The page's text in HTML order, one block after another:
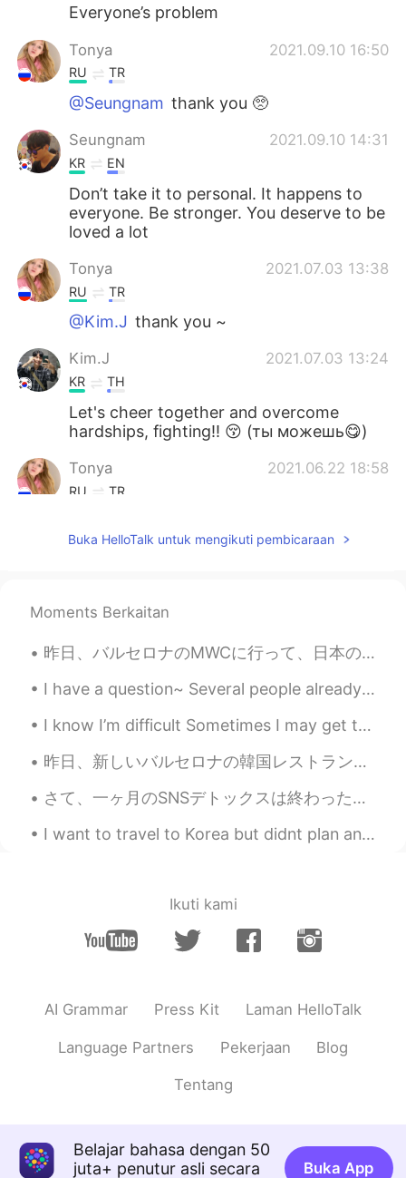
Everyone’s problem
Tonya 2021.09.10 16:50
RU TR
@Seungnam thank you 🥺
Seungnam 2021.09.10 14:31
KR EN
Don’t take it to personal. It happens to
everyone. Be stronger. You deserve to be
loved a lot
Tonya 2021.07.03 13:38
RU TR
@Kim.J thank you ~
Kim.J 2021.07.03 13:24
KR TH
Let's cheer together and overcome
hardships, fighting!! 😚 (ты можешь😋)
Tonya 2021.06.22 18:58
RU TR
you asking such personal things
So wanna more? Or he isn’t so good
Tonya 2021.06.06 18:49
thank you 🙏
KR EN
😓😓
Buka HelloTalk untuk mengikuti pembicaraan
Moments Berkaitan
昨日、バルセロナのMWCに行って、日本のチームと一緒に働いて、書類の翻訳した。🇯🇵🇯🇵 たくさんの仕事がありましたけど、すごく楽しかった！MWCは新技術に関する世界最大のイベントの1つです。 新...
I have a question~ Several people already told me that I should try to learn Korean It's easier ...
I know I’m difficult Sometimes I may get too emotional and too acrid So I understand if you don’t...
昨日、新しいバルセロナの韓国レストランでたべた。🥘🥘 このレストランは6日前に営業を開始しましたので、まだ人気ではなくて、静かな場所だった。スタフとチェフは韓国人だった、それで本物雰囲気がありま...
さて、一ヶ月のSNSデトックスは終わった。 ここで途中で気付いたことを書いておく。 1. 暇が増えて、時間をもっと生産的に過ごすようになった 2. 精神的に落ち着いた。些細なことでイライラしな...
I want to travel to Korea but didnt plan anything yet but.. I just wanted to know, which areas in...
Ikuti kami
AI Grammar Press Kit Laman HelloTalk
Language Partners Pekerjaan Blog
Tentang
Belajar bahasa dengan 50
juta+ penutur asli secara
Buka App